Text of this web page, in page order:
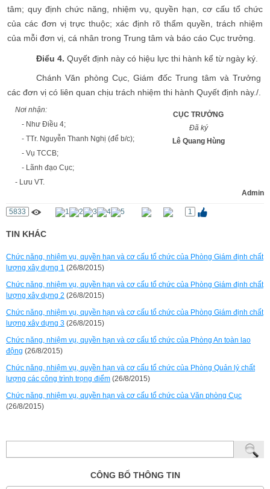
tâm; quy định chức năng, nhiệm vụ, quyền hạn, cơ cấu tổ chức
của các đơn vị trực thuộc; xác định rõ thẩm quyền, trách nhiệm
của mỗi đơn vị, cá nhân trong Trung tâm và báo cáo Cục trưởng.
Điểu 4. Quyết định này có hiệu lực thi hành kể từ ngày ký.
Chánh Văn phòng Cục, Giám đốc Trung tâm và Trưởng
các đơn vị có liên quan chịu trách nhiệm thi hành Quyết định này./.
Nơi nhận:
- Như Điều 4;
- TTr. Nguyễn Thanh Nghị (để b/c);
- Vụ TCCB;
- Lãnh đạo Cục;
- Lưu VT.
CỤC TRƯỞNG
Đã ký
Lê Quang Hùng
Admin
5833 1
TIN KHÁC
Chức năng, nhiệm vụ, quyền hạn và cơ cấu tổ chức của Phòng Giám định chất
lượng xây dựng 1 (26/8/2015)
Chức năng, nhiệm vụ, quyền hạn và cơ cấu tổ chức của Phòng Giám định chất
lượng xây dựng 2 (26/8/2015)
Chức năng, nhiệm vụ, quyền hạn và cơ cấu tổ chức của Phòng Giám định chất
lượng xây dựng 3 (26/8/2015)
Chức năng, nhiệm vụ, quyền hạn và cơ cấu tổ chức của Phòng An toàn lao
động (26/8/2015)
Chức năng, nhiệm vụ, quyền hạn và cơ cấu tổ chức của Phòng Quản lý chất
lượng các công trình trọng điểm (26/8/2015)
Chức năng, nhiệm vụ, quyền hạn và cơ cấu tổ chức của Văn phòng Cục
(26/8/2015)
CÔNG BỐ THÔNG TIN